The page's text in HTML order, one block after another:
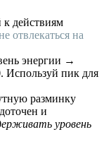
действиям
отвлекаться на
энергии →
Используй пик для
разминку
и
уровень